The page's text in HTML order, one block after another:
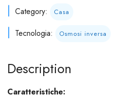
Category: Casa
Tecnologia: Osmosi inversa
Description
Caratteristiche: